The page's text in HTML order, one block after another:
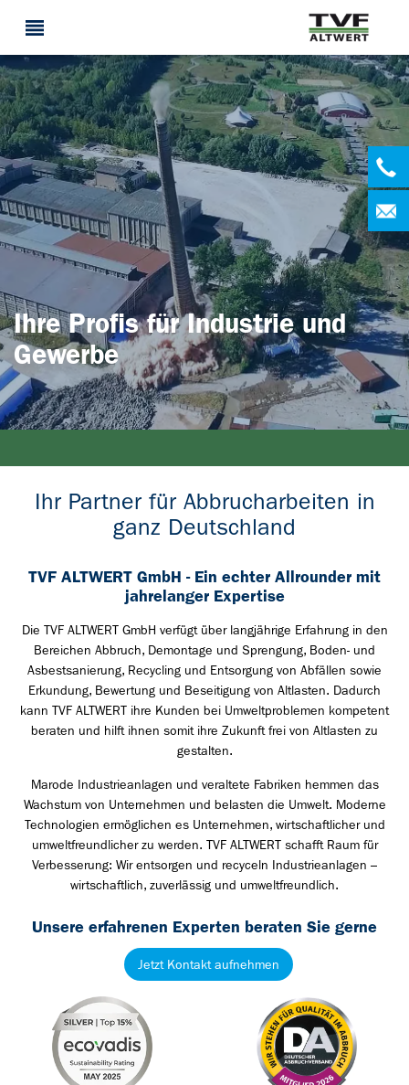
Ihre Profis für Industrie und
Gewerbe
Ihr Partner für Abbrucharbeiten in
ganz Deutschland
TVF ALTWERT GmbH - Ein echter Allrounder mit
jahrelanger Expertise
Die TVF ALTWERT GmbH verfügt über langjährige Erfahrung in den
Bereichen Abbruch, Demontage und Sprengung, Boden- und
Asbestsanierung, Recycling und Entsorgung von Abfällen sowie
Erkundung, Bewertung und Beseitigung von Altlasten. Dadurch
kann TVF ALTWERT ihre Kunden bei Umweltproblemen kompetent
beraten und hilft ihnen somit ihre Zukunft frei von Altlasten zu
gestalten.
Marode Industrieanlagen und veraltete Fabriken hemmen das
Wachstum von Unternehmen und belasten die Umwelt. Moderne
Technologien ermöglichen es Unternehmen, wirtschaftlicher und
umweltfreundlicher zu werden. TVF ALTWERT schafft Raum für
Verbesserung: Wir entsorgen und recyceln Industrieanlagen –
wirtschaftlich, zuverlässig und umweltfreundlich.
Unsere erfahrenen Experten beraten Sie gerne
Jetzt Kontakt aufnehmen